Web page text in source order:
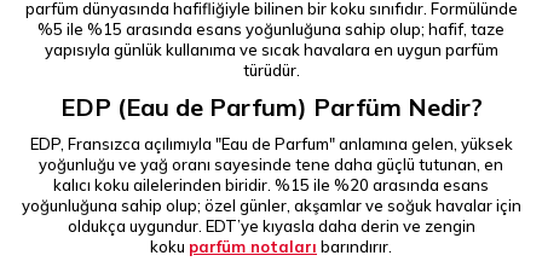
parfüm dünyasında hafifliğiyle bilinen bir koku sınıfıdır. Formülünde
%5 ile %15 arasında esans yoğunluğuna sahip olup; hafif, taze
yapısıyla günlük kullanıma ve sıcak havalara en uygun parfüm
türüdür.
EDP (Eau de Parfum) Parfüm Nedir?
EDP, Fransızca açılımıyla "Eau de Parfum" anlamına gelen, yüksek
yoğunluğu ve yağ oranı sayesinde tene daha güçlü tutunan, en
kalıcı koku ailelerinden biridir. %15 ile %20 arasında esans
yoğunluğuna sahip olup; özel günler, akşamlar ve soğuk havalar için
oldukça uygundur. EDT’ye kıyasla daha derin ve zengin
koku parfüm notaları barındırır.